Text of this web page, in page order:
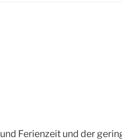
Ferienzeit und der